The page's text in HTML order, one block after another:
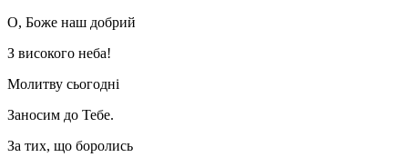
О, Боже наш добрий
З високого неба!
Молитву сьогодні
Заносим до Тебе.
За тих, що боролись